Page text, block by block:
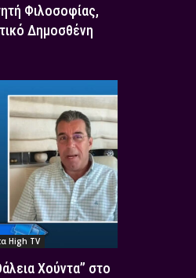
Φιλοσοφίας,
Δημοσθένη
High TV
Χούντα” στο